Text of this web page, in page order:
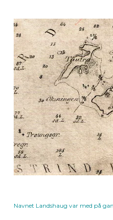
Navnet Landshaug var med på